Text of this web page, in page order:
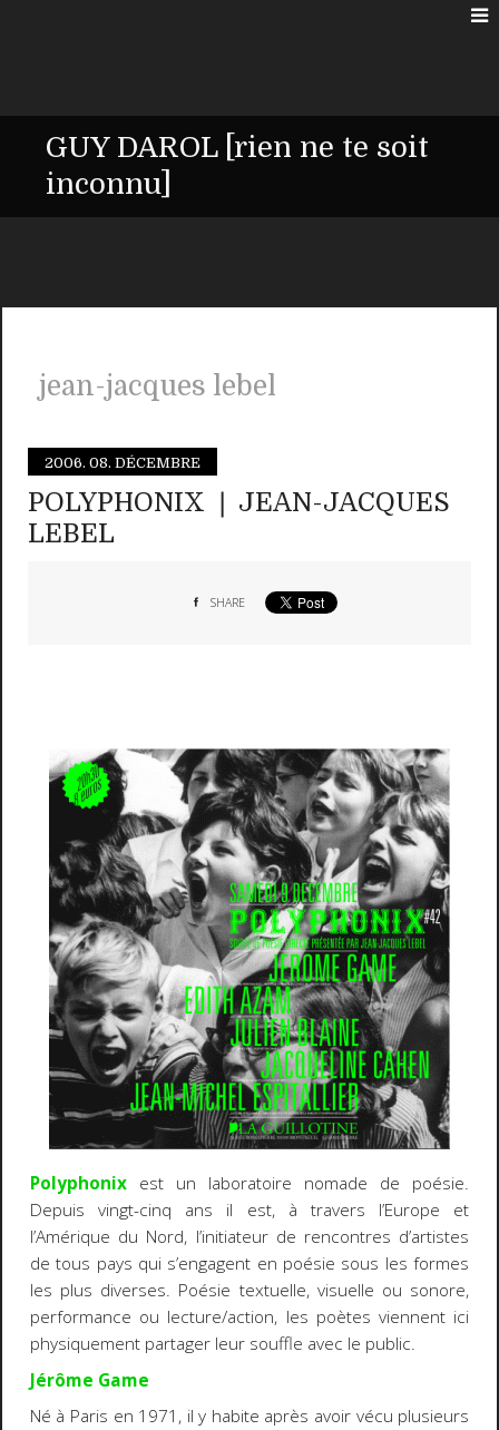
GUY DAROL [rien ne te soit
inconnu]
jean-jacques lebel
2006. 08. DÉCEMBRE
POLYPHONIX ❘ JEAN-JACQUES
LEBEL
SHARE
Polyphonixest un laboratoire nomade de poésie.
Depuis vingt-cinq ans il est, à travers l’Europe et
l’Amérique du Nord, l’initiateur de rencontres d’artistes
de tous pays qui s’engagent en poésie sous les formes
les plus diverses. Poésie textuelle, visuelle ou sonore,
performance ou lecture/action, les poètes viennent ici
physiquement partager leur souffle avec le public.
Jérôme Game
Né à Paris en 1971, il y habite après avoir vécu plusieurs